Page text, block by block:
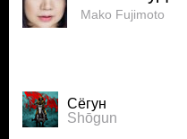
Mako Fujimoto
Сёгун
Shōgun